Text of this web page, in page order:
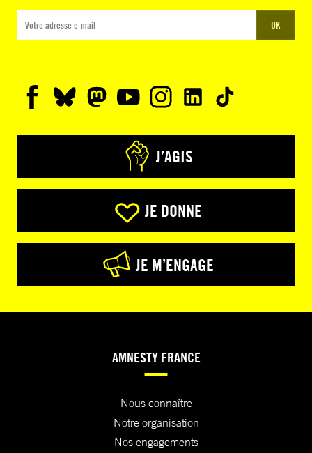
OK
J’AGIS
JE DONNE
JE M’ENGAGE
AMNESTY FRANCE
Nous connaître
Notre organisation
Nos engagements